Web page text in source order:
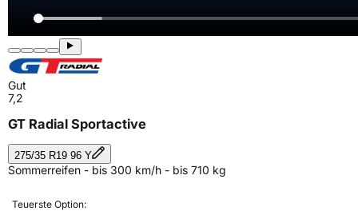
Gut
7,2
GT Radial Sportactive
275/35 R19 96 Y
Sommerreifen - bis 300 km/h - bis 710 kg
Teuerste Option: